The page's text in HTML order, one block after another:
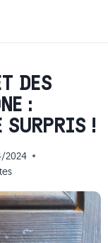
DES
:
SURPRIS !
2024